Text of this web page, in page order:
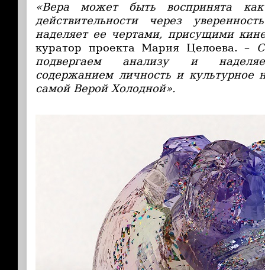
«Вера может быть воспринята
действительности через
наделяет ее чертами, присущими
куратор проекта Мария Целоева. –
подвергаем анализу и
содержанием личность и культурное
самой Верой Холодной».